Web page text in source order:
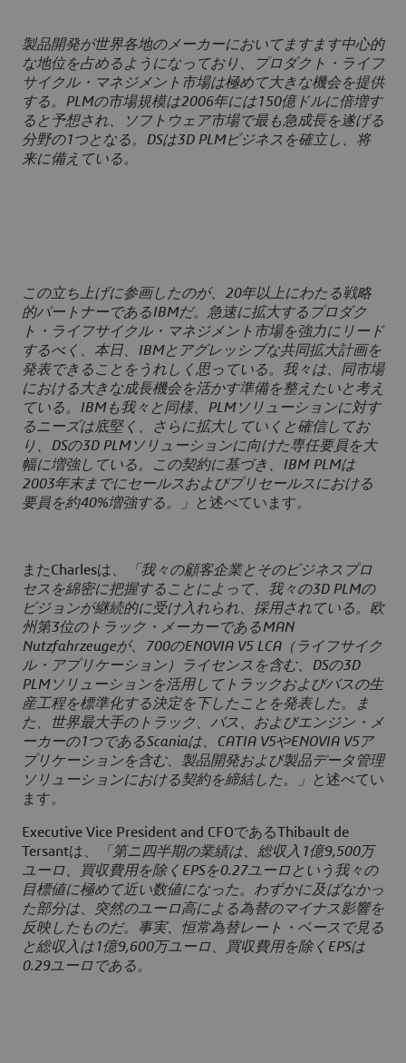
製品開発が世界各地のメーカーにおいてますます中心的
な地位を占めるようになっており、プロダクト・ライフ
サイクル・マネジメント市場は極めて大きな機会を提供
する。PLMの市場規模は2006年には150億ドルに倍増す
ると予想され、ソフトウェア市場で最も急成長を遂げる
分野の1つとなる。DSは3D PLMビジネスを確立し、将
来に備えている。
この立ち上げに参画したのが、20年以上にわたる戦略
的パートナーであるIBMだ。急速に拡大するプロダク
ト・ライフサイクル・マネジメント市場を強力にリード
するべく、本日、IBMとアグレッシブな共同拡大計画を
発表できることをうれしく思っている。我々は、同市場
における大きな成長機会を活かす準備を整えたいと考え
ている。IBMも我々と同様、PLMソリューションに対す
るニーズは底堅く、さらに拡大していくと確信してお
り、DSの3D PLMソリューションに向けた専任要員を大
幅に増強している。この契約に基づき、IBM PLMは
2003年末までにセールスおよびプリセールスにおける
要員を約40%増強する。」
と述べています。
またCharlesは、
「我々の顧客企業とそのビジネスプロ
セスを綿密に把握することによって、我々の3D PLMの
ビジョンが継続的に受け入れられ、採用されている。欧
州第3位のトラック・メーカーであるMAN
Nutzfahrzeugeが、700のENOVIA V5 LCA（ライフサイク
ル・アプリケーション）ライセンスを含む、DSの3D
PLMソリューションを活用してトラックおよびバスの生
産工程を標準化する決定を下したことを発表した。ま
た、世界最大手のトラック、バス、およびエンジン・メ
ーカーの1つであるScaniaは、CATIA V5やENOVIA V5ア
プリケーションを含む、製品開発および製品データ管理
ソリューションにおける契約を締結した。」
と述べてい
ます。
Executive Vice President and CFOであるThibault de
Tersantは、
「第ニ四半期の業績は、総収入1億9,500万
ユーロ、買収費用を除くEPSを0.27ユーロという我々の
目標値に極めて近い数値になった。わずかに及ばなかっ
た部分は、突然のユーロ高による為替のマイナス影響を
反映したものだ。事実、恒常為替レート・ベースで見る
と総収入は1億9,600万ユーロ、買収費用を除くEPSは
0.29ユーロである。